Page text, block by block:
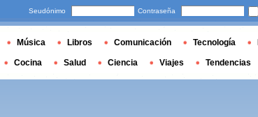
Seudónimo Contraseña
Música Libros Comunicación Tecnología
Cocina Salud Ciencia Viajes Tendencias